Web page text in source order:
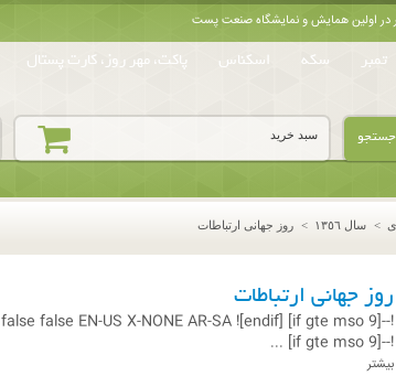
در اولین همایش و نمایشگاه صنعت پست
سبد خرید جستجو
تمبر سکه اسکناس پاکت، مهر روز، کارت پستال
> سال ١٣٥٦ > روز جهانی ارتباطات
روز جهانی ارتباطات
!--[if gte mso 9]
false false EN-US X-NONEAR-SA ![endif]--
!--[if gte mso 9]
...
بیشتر